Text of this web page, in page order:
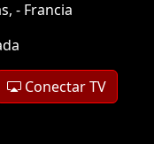
- Francia
Conectar TV